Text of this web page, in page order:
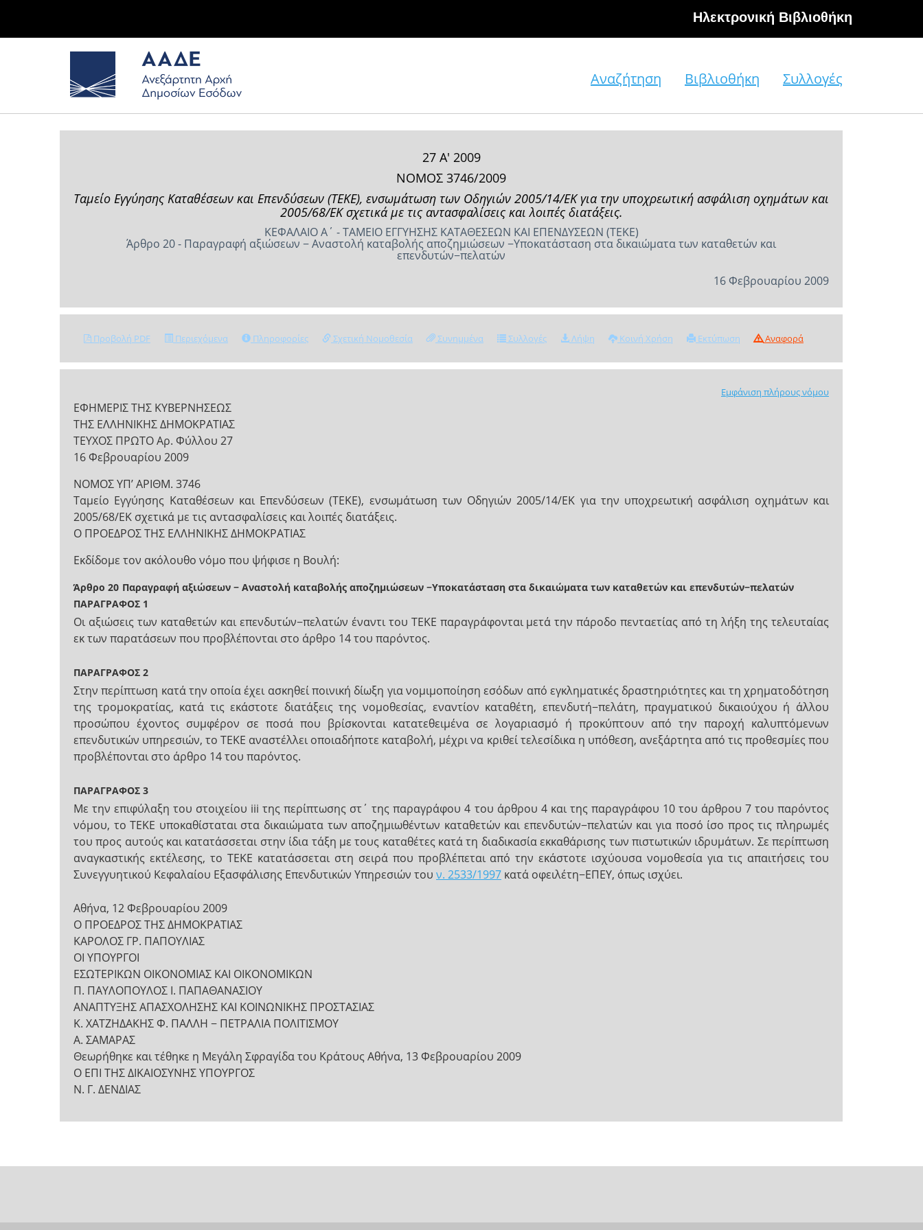
Hλεκτρονική Βιβλιοθήκη
Αναζήτηση Βιβλιοθήκη Συλλογές
27 Α' 2009
ΝΟΜΟΣ 3746/2009
Ταμείο Εγγύησης Καταθέσεων και Επενδύσεων (ΤΕΚΕ), ενσωμάτωση των Οδηγιών 2005/14/ΕΚ για την υποχρεωτική ασφάλιση οχημάτων και
2005/68/ΕΚ σχετικά με τις αντασφαλίσεις και λοιπές διατάξεις.
ΚΕΦΑΛΑΙΟ Α΄ - ΤΑΜΕΙΟ ΕΓΓΥΗΣΗΣ ΚΑΤΑΘΕΣΕΩΝ ΚΑΙ ΕΠΕΝΔΥΣΕΩΝ (ΤΕΚΕ)
Άρθρο 20 - Παραγραφή αξιώσεων − Αναστολή καταβολής αποζημιώσεων −Υποκατάσταση στα δικαιώματα των καταθετών και
επενδυτών−πελατών
16 Φεβρουαρίου 2009
Προβολή PDF Περιεχόμενα Πληροφορίες Σχετική Νομοθεσία Συνημμένα Συλλογές Λήψη Κοινή Χρήση Εκτύπωση Αναφορά
Εμφάνιση πλήρους νόμου
ΕΦΗΜΕΡΙΣ ΤΗΣ ΚΥΒΕΡΝΗΣΕΩΣ
ΤΗΣ ΕΛΛΗΝΙΚΗΣ ΔΗΜΟΚΡΑΤΙΑΣ
ΤΕΥΧΟΣ ΠΡΩΤΟ Αρ. Φύλλου 27
16 Φεβρουαρίου 2009
NOMOΣ ΥΠ’ ΑΡΙΘΜ. 3746
Ταμείο Εγγύησης Καταθέσεων και Επενδύσεων (ΤΕΚΕ), ενσωμάτωση των Οδηγιών 2005/14/ΕΚ για την υποχρεωτική ασφάλιση οχημάτων και
2005/68/ΕΚ σχετικά με τις αντασφαλίσεις και λοιπές διατάξεις.
Ο ΠΡΟΕΔΡΟΣ ΤΗΣ ΕΛΛΗΝΙΚΗΣ ΔΗΜΟΚΡΑΤΙΑΣ
Εκδίδομε τον ακόλουθο νόμο που ψήφισε η Βουλή:
Άρθρο 20 Παραγραφή αξιώσεων − Αναστολή καταβολής αποζημιώσεων −Υποκατάσταση στα δικαιώματα των καταθετών και επενδυτών−πελατών
ΠΑΡΑΓΡΑΦΟΣ 1
Οι αξιώσεις των καταθετών και επενδυτών−πελατών έναντι του ΤΕΚΕ παραγράφονται μετά την πάροδο πενταετίας από τη λήξη της τελευταίας
εκ των παρατάσεων που προβλέπονται στο άρθρο 14 του παρόντος.
ΠΑΡΑΓΡΑΦΟΣ 2
Στην περίπτωση κατά την οποία έχει ασκηθεί ποινική δίωξη για νομιμοποίηση εσόδων από εγκληματικές δραστηριότητες και τη χρηματοδότηση
της τρομοκρατίας, κατά τις εκάστοτε διατάξεις της νομοθεσίας, εναντίον καταθέτη, επενδυτή−πελάτη, πραγματικού δικαιούχου ή άλλου
προσώπου έχοντος συμφέρον σε ποσά που βρίσκονται κατατεθειμένα σε λογαριασμό ή προκύπτουν από την παροχή καλυπτόμενων
επενδυτικών υπηρεσιών, το ΤΕΚΕ αναστέλλει οποιαδήποτε καταβολή, μέχρι να κριθεί τελεσίδικα η υπόθεση, ανεξάρτητα από τις προθεσμίες που
προβλέπονται στο άρθρο 14 του παρόντος.
ΠΑΡΑΓΡΑΦΟΣ 3
Με την επιφύλαξη του στοιχείου iii της περίπτωσης στ΄ της παραγράφου 4 του άρθρου 4 και της παραγράφου 10 του άρθρου 7 του παρόντος
νόμου, το ΤΕΚΕ υποκαθίσταται στα δικαιώματα των αποζημιωθέντων καταθετών και επενδυτών−πελατών και για ποσό ίσο προς τις πληρωμές
του προς αυτούς και κατατάσσεται στην ίδια τάξη με τους καταθέτες κατά τη διαδικασία εκκαθάρισης των πιστωτικών ιδρυμάτων. Σε περίπτωση
αναγκαστικής εκτέλεσης, το ΤΕΚΕ κατατάσσεται στη σειρά που προβλέπεται από την εκάστοτε ισχύουσα νομοθεσία για τις απαιτήσεις του
Συνεγγυητικού Κεφαλαίου Εξασφάλισης Επενδυτικών Υπηρεσιών του ν. 2533/1997 κατά οφειλέτη−ΕΠΕΥ, όπως ισχύει.
Αθήνα, 12 Φεβρουαρίου 2009
Ο ΠΡΟΕΔΡΟΣ ΤΗΣ ΔΗΜΟΚΡΑΤΙΑΣ
ΚΑΡΟΛΟΣ ΓΡ. ΠΑΠΟΥΛΙΑΣ
ΟΙ ΥΠΟΥΡΓΟΙ
ΕΣΩΤΕΡΙΚΩΝ ΟΙΚΟΝΟΜΙΑΣ ΚΑΙ ΟΙΚΟΝΟΜΙΚΩΝ
Π. ΠΑΥΛΟΠΟΥΛΟΣ Ι. ΠΑΠΑΘΑΝΑΣΙΟΥ
ΑΝΑΠΤΥΞΗΣ ΑΠΑΣΧΟΛΗΣΗΣ ΚΑΙ ΚΟΙΝΩΝΙΚΗΣ ΠΡΟΣΤΑΣΙΑΣ
Κ. ΧΑΤΖΗΔΑΚΗΣ Φ. ΠΑΛΛΗ − ΠΕΤΡΑΛΙΑ ΠΟΛΙΤΙΣΜΟΥ
Α. ΣΑΜΑΡΑΣ
Θεωρήθηκε και τέθηκε η Μεγάλη Σφραγίδα του Κράτους Αθήνα, 13 Φεβρουαρίου 2009
Ο ΕΠΙ ΤΗΣ ΔΙΚΑΙΟΣΥΝΗΣ ΥΠΟΥΡΓΟΣ
Ν. Γ. ΔΕΝΔΙΑΣ